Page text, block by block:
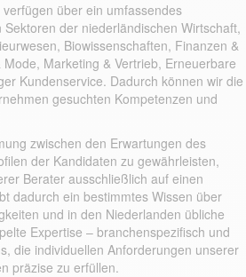
über ein umfassendes
der niederländischen Wirtschaft,
Biowissenschaften, Finanzen &
Marketing & Vertrieb, Erneuerbare
Kundenservice. Dadurch können wir die
gesuchten Kompetenzen und
zwischen den Erwartungen des
der Kandidaten zu gewährleisten,
Berater ausschließlich auf einen
dadurch ein bestimmtes Wissen über
und in den Niederlanden übliche
Expertise – branchenspezifisch und
die individuellen Anforderungen unserer
präzise zu erfüllen.